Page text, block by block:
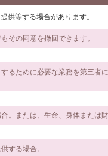
供等する場合があります。
その同意を撤回できます。
ために必要な業務を第三
または、生命、身体または
する場合。